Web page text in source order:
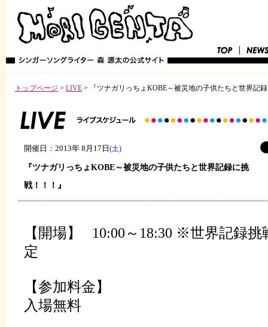
トップページ > LIVE > 『ツナガリっちょKOBE～被災地の子供たちと世界記
開催日：2013年 8月17日 (土)
『ツナガリっちょKOBE～被災地の子供たちと世界記録に挑
戦！！！』
【開場】 10:00～18:30 ※世界記録挑
定
【参加料金】
入場無料